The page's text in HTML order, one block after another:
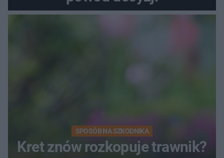
SPOSÓB NA SZKODNIKA
Kret znów rozkopuje trawnik?